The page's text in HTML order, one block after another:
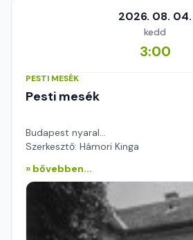
2026. 08. 04.
kedd
3:00
PESTI MESÉK
Pesti mesék
Budapest nyaral...
Szerkesztő: Hámori Kinga
» bővebben...